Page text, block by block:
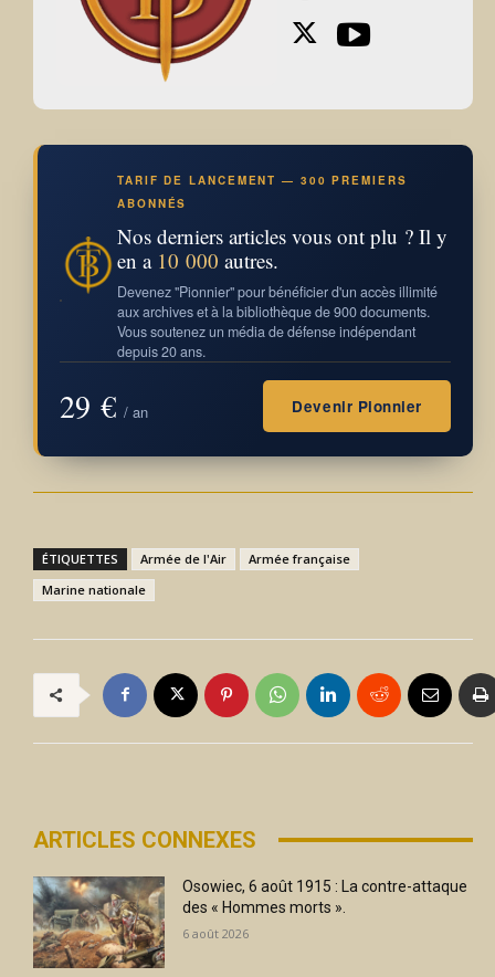
TARIF DE LANCEMENT — 300 PREMIERS
ABONNÉS
Nos derniers articles vous ont plu ? Il y
en a 10 000 autres.
Devenez "Pionnier" pour bénéficier d'un accès illimité
aux archives et à la bibliothèque de 900 documents.
Vous soutenez un média de défense indépendant
depuis 20 ans.
29 € / an Devenir Pionnier
ÉTIQUETTES Armée de l'Air
Armée française
Marine nationale
ARTICLES CONNEXES
Osowiec, 6 août 1915 : La contre-attaque
des « Hommes morts ».
6 août 2026